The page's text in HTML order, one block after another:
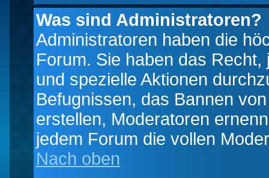
Was sind Administratoren?
Administratoren haben die
Forum. Sie haben das
und spezielle Aktionen
Befugnissen, das Bannen
erstellen, Moderatoren
jedem Forum die vollen
Nach oben